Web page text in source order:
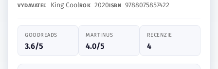
VYDAVATEĽ King CoolROK 2020ISBN 9788075857422
GOODREADS
3.6/5
MARTINUS
4.0/5
RECENZIE
4